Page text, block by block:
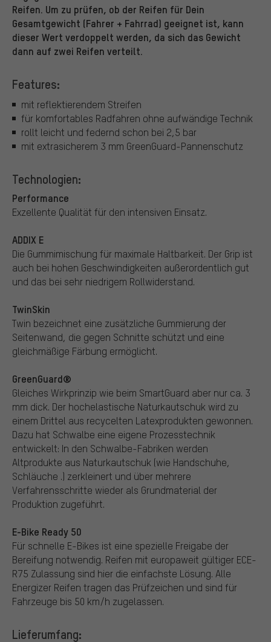
Reifen. Um zu prüfen, ob der Reifen für Dein
Gesamtgewicht (Fahrer + Fahrrad) geeignet ist, kann
dieser Wert verdoppelt werden, da sich das Gewicht
dann auf zwei Reifen verteilt.
Features:
mit reflektierendem Streifen
für komfortables Radfahren ohne aufwändige Technik
rollt leicht und federnd schon bei 2,5 bar
mit extrasicherem 3 mm GreenGuard-Pannenschutz
Technologien:
Performance
Exzellente Qualität für den intensiven Einsatz.
ADDIX E
Die Gummimischung für maximale Haltbarkeit. Der Grip ist
auch bei hohen Geschwindigkeiten außerordentlich gut
und das bei sehr niedrigem Rollwiderstand.
TwinSkin
Twin bezeichnet eine zusätzliche Gummierung der
Seitenwand, die gegen Schnitte schützt und eine
gleichmäßige Färbung ermöglicht.
GreenGuard®
Gleiches Wirkprinzip wie beim SmartGuard aber nur ca. 3
mm dick. Der hochelastische Naturkautschuk wird zu
einem Drittel aus recycelten Latexprodukten gewonnen.
Dazu hat Schwalbe eine eigene Prozesstechnik
entwickelt: In den Schwalbe-Fabriken werden
Altprodukte aus Naturkautschuk (wie Handschuhe,
Schläuche .) zerkleinert und über mehrere
Verfahrensschritte wieder als Grundmaterial der
Produktion zugeführt.
E-Bike Ready 50
Für schnelle E-Bikes ist eine spezielle Freigabe der
Bereifung notwendig. Reifen mit europaweit gültiger ECE-
R75 Zulassung sind hier die einfachste Lösung. Alle
Energizer Reifen tragen das Prüfzeichen und sind für
Fahrzeuge bis 50 km/h zugelassen.
Lieferumfang: